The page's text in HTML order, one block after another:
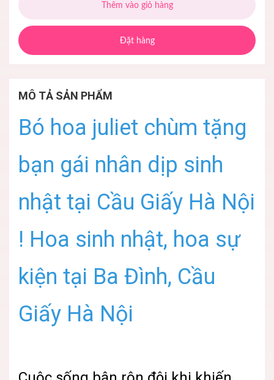
Thêm vào giỏ hàng
Đặt hàng
MÔ TẢ SẢN PHẨM
Bó hoa juliet chùm tặng
bạn gái nhân dịp sinh
nhật tại Cầu Giấy Hà Nội
! Hoa sinh nhật, hoa sự
kiện tại Ba Đình, Cầu
Giấy Hà Nội